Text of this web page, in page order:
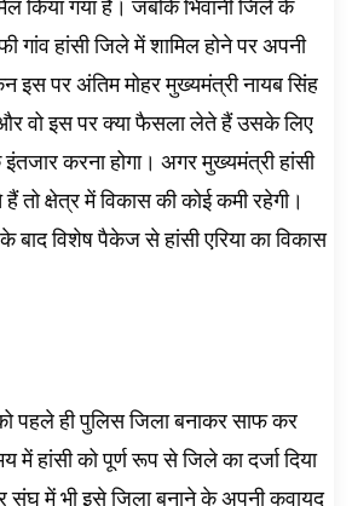
किया गया है। जबकि भिवानी जिले के
गांव हांसी जिले में शामिल होने पर अपनी
इस पर अंतिम मोहर मुख्यमंत्री नायब सिंह
वो इस पर क्या फैसला लेते हैं उसके लिए
करना होगा। अगर मुख्यमंत्री हांसी
तो क्षेत्र में विकास की कोई कमी रहेगी।
बाद विशेष पैकेज से हांसी एरिया का विकास
पहले ही पुलिस जिला बनाकर साफ कर
हांसी को पूर्ण रूप से जिले का दर्जा दिया
संघ में भी इसे जिला बनाने के अपनी कवायद